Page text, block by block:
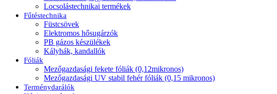
Locsolástechnikai termékek
Fűtéstechnika
Füstcsövek
Elektromos hősugárzók
PB gázos készülékek
Kályhák, kandallók
Fóliák
Mezőgazdasági fekete fóliák (0,12mikronos)
Mezőgazdasági UV stabil fehér fóliák (0,15 mikronos)
Terménydarálók